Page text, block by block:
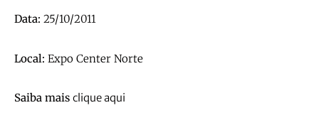
Data: 25/10/2011
Local: Expo Center Norte
Saiba mais clique aqui